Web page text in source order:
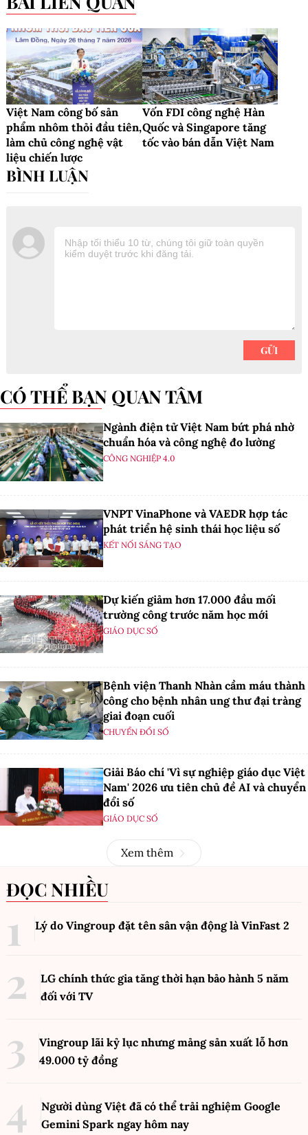
Việt Nam công bố sản
phẩm nhôm thỏi đầu tiên,
làm chủ công nghệ vật
liệu chiến lược
Vốn FDI công nghệ Hàn
Quốc và Singapore tăng
tốc vào bán dẫn Việt Nam
CÓ THỂ BẠN QUAN TÂM
Ngành điện tử Việt Nam bứt phá nhờ
chuẩn hóa và công nghệ đo lường
CÔNG NGHIỆP 4.0
VNPT VinaPhone và VAEDR hợp tác
phát triển hệ sinh thái học liệu số
KẾT NỐI SÁNG TẠO
Dự kiến giảm hơn 17.000 đầu mối
trường công trước năm học mới
GIÁO DỤC SỐ
Bệnh viện Thanh Nhàn cầm máu thành
công cho bệnh nhân ung thư đại tràng
giai đoạn cuối
CHUYỂN ĐỔI SỐ
Giải Báo chí 'Vì sự nghiệp giáo dục Việt
Nam' 2026 ưu tiên chủ đề AI và chuyển
đổi số
GIÁO DỤC SỐ
Xem thêm
ĐỌC NHIỀU
Lý do Vingroup đặt tên sân vận động là VinFast 2
LG chính thức gia tăng thời hạn bảo hành 5 năm
đối với TV
Vingroup lãi kỷ lục nhưng mảng sản xuất lỗ hơn
49.000 tỷ đồng
Người dùng Việt đã có thể trải nghiệm Google
Gemini Spark ngay hôm nay